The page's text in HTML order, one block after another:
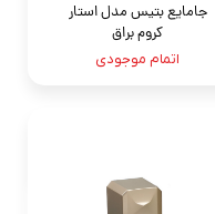
جامايع بتيس مدل استار
کروم براق
اتمام موجودی